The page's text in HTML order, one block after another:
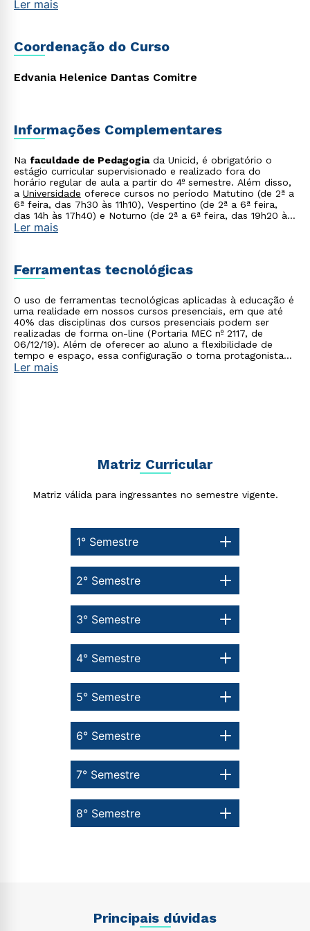
Ler mais
Coordenação do Curso
Edvania Helenice Dantas Comitre
Informações Complementares
Na faculdade de Pedagogiada Unicid, é obrigatório o
estágio curricular supervisionado e realizado fora do
horário regular de aula a partir do 4º semestre. Além disso,
a Universidade oferece cursos no período Matutino (de 2ª a
6ª feira, das 7h30 às 11h10), Vespertino (de 2ª a 6ª feira,
das 14h às 17h40) e Noturno (de 2ª a 6ª feira, das 19h20 às
23h00).
Ler mais
Ferramentas tecnológicas
O uso de ferramentas tecnológicas aplicadas à educação é
uma realidade em nossos cursos presenciais, em que até
40% das disciplinas dos cursos presenciais podem ser
realizadas de forma on-line (Portaria MEC nº 2117, de
06/12/19). Além de oferecer ao aluno a flexibilidade de
tempo e espaço, essa configuração o torna protagonista
no processo de construção do seu conhecimento.
Ler mais
Matriz Curricular
Matriz válida para ingressantes no semestre vigente.
1° Semestre
8° Semestre
7° Semestre
6° Semestre
5° Semestre
4° Semestre
3° Semestre
2° Semestre
Principais dúvidas
Rápido e fácil
WhatsApp
ou
Estou de acordo com aPolítica de Privacidade. e
autorizo que meus dados sejam utilizados para o
envio de conteúdos da Cruzeiro do Sul.